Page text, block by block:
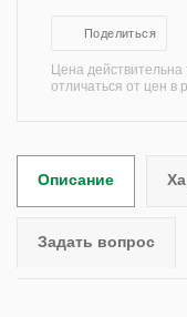
Поделиться
Цена действительна
отличаться от цен в
Описание
Задать вопрос